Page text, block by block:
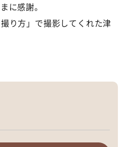
に感謝。
り方」で撮影してくれた津